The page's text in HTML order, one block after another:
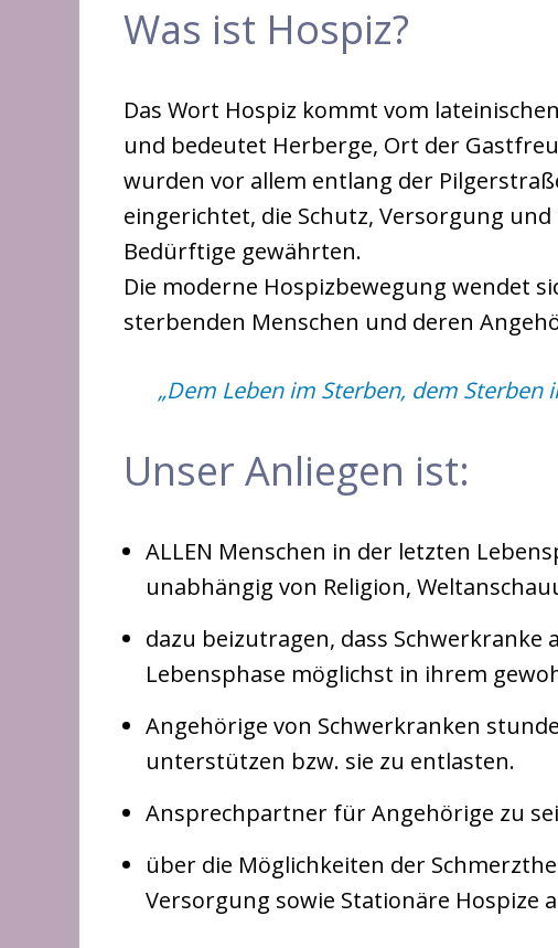
Was ist Hospiz?
Das Wort Hospiz kommt vom
und bedeutet Herberge, Ort der
wurden vor allem entlang der
eingerichtet, die Schutz, Versorgung
Bedürftige gewährten.
Die moderne Hospizbewegung wendet
sterbenden Menschen und deren
„Dem Leben im Sterben, dem Sterben
Unser Anliegen ist:
ALLEN Menschen in der letzten
unabhängig von Religion,
dazu beizutragen, dass Schwerkranke
Lebensphase möglichst in ihrem
Angehörige von Schwerkranken
unterstützen bzw. sie zu entlasten.
Ansprechpartner für Angehörige zu
über die Möglichkeiten der
Versorgung sowie Stationäre Hospize